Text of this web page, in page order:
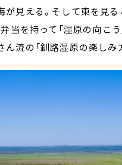
が見える。そして東を見
弁当を持って「湿原の向こ
ん流の「釧路湿原の楽しみ